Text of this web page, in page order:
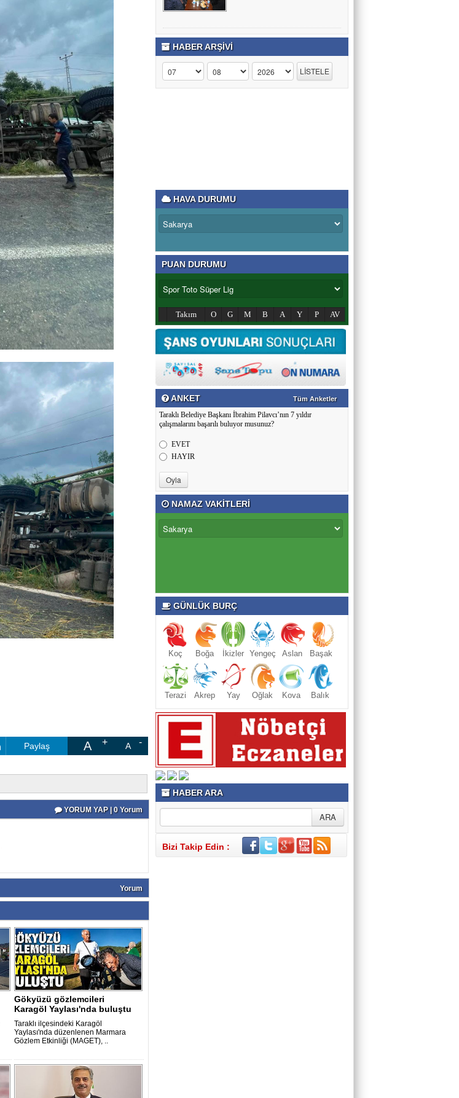
Paylaş A A
YORUM YAP | 0 Yorum
Yorum
Gökyüzü gözlemcileri
Karagöl Yaylası'nda buluştu
Taraklı ilçesindeki Karagöl
Yaylası'nda düzenlenen Marmara
Gözlem Etkinliği (MAGET), ..
HABER ARŞİVİ
HAVA DURUMU
PUAN DURUMU
Takım O G M B A Y P AV
ANKET Tüm Anketler
Taraklı Belediye Başkanı İbrahim Pilavcı’nın 7 yıldır
çalışmalarını başarılı buluyor musunuz?
EVET
HAYIR
NAMAZ VAKİTLERİ
GÜNLÜK BURÇ
Koç Boğa İkizler Yengeç Aslan Başak
Terazi Akrep Yay Oğlak Kova Balık
HABER ARA
Bizi Takip Edin :